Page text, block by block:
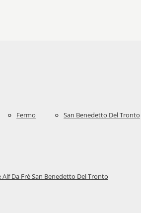
Fermo San Benedetto Del Tronto
Alf Da Frè San Benedetto Del Tronto